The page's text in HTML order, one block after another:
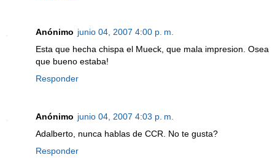
Anónimo junio 04, 2007 4:00 p. m.
Esta que hecha chispa el Mueck, que mala impresion. Osea
que bueno estaba!
Responder
Anónimo junio 04, 2007 4:03 p. m.
Adalberto, nunca hablas de CCR. No te gusta?
Responder